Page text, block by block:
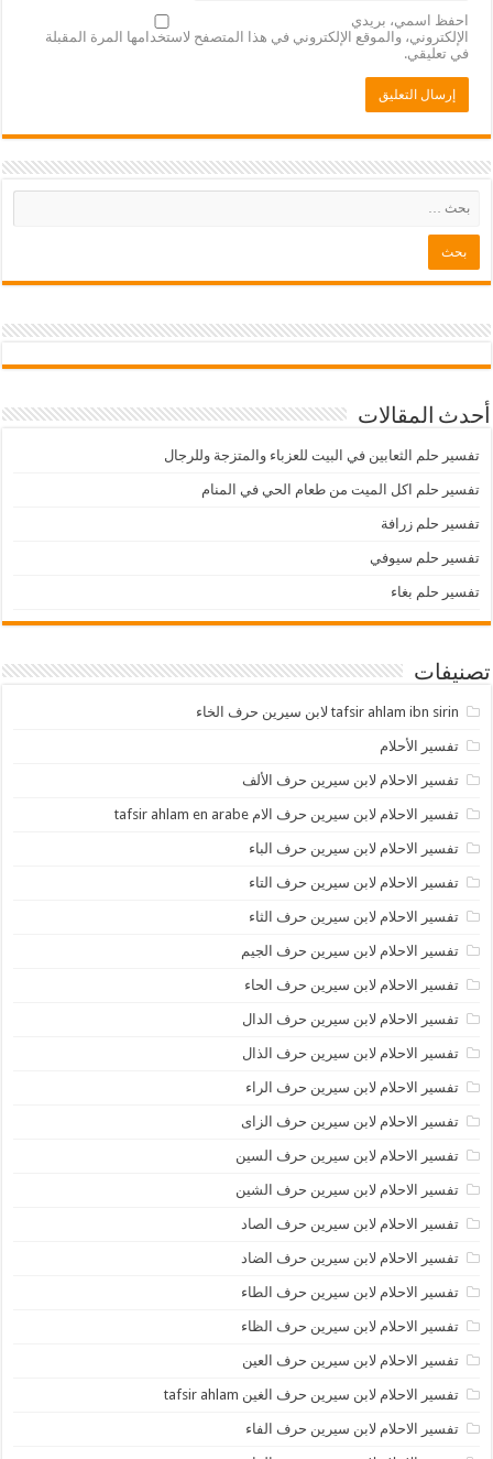
احفظ اسمي، بريدي
الإلكتروني، والموقع الإلكتروني في هذا المتصفح لاستخدامها المرة المقبلة
في تعليقي.
أحدث المقالات
تفسير حلم الثعابين في البيت للعزباء والمتزجة وللرجال
تفسير حلم اكل الميت من طعام الحي في المنام
تفسير حلم زرافة
تفسير حلم سيوفي
تفسير حلم بغاء
تصنيفات
tafsir ahlam ibn sirin لابن سيرين حرف الخاء
تفسير الأحلام
تفسير الاحلام لابن سيرين حرف الألف
تفسير الاحلام لابن سيرين حرف الام tafsir ahlam en arabe
تفسير الاحلام لابن سيرين حرف الباء
تفسير الاحلام لابن سيرين حرف التاء
تفسير الاحلام لابن سيرين حرف الثاء
تفسير الاحلام لابن سيرين حرف الجيم
تفسير الاحلام لابن سيرين حرف الحاء
تفسير الاحلام لابن سيرين حرف الدال
تفسير الاحلام لابن سيرين حرف الذال
تفسير الاحلام لابن سيرين حرف الراء
تفسير الاحلام لابن سيرين حرف الزاى
تفسير الاحلام لابن سيرين حرف السين
تفسير الاحلام لابن سيرين حرف الشين
تفسير الاحلام لابن سيرين حرف الصاد
تفسير الاحلام لابن سيرين حرف الضاد
تفسير الاحلام لابن سيرين حرف الطاء
تفسير الاحلام لابن سيرين حرف الظاء
تفسير الاحلام لابن سيرين حرف العين
تفسير الاحلام لابن سيرين حرف الغين tafsir ahlam
تفسير الاحلام لابن سيرين حرف الفاء